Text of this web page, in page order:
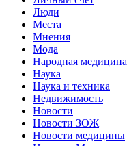
Люди
Места
Мнения
Мода
Народная медицина
Наука
Наука и техника
Недвижимость
Новости
Новости ЗОЖ
Новости медицины